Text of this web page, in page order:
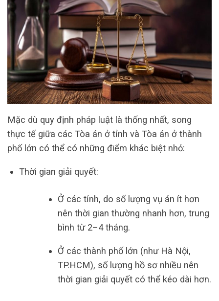
Mặc dù quy định pháp luật là thống nhất, song
thực tế giữa các Tòa án ở tỉnh và Tòa án ở thành
phố lớn có thể có những điểm khác biệt nhỏ:
Thời gian giải quyết:
Ở các tỉnh, do số lượng vụ án ít hơn
nên thời gian thường nhanh hơn, trung
bình từ 2–4 tháng.
Ở các thành phố lớn (như Hà Nội,
TP.HCM), số lượng hồ sơ nhiều nên
thời gian giải quyết có thể kéo dài hơn.